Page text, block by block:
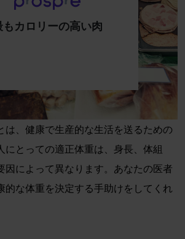
もカロリーの高い肉
は、健康で生産的な生活を送るための
にとっての適正体重は、身長、体組
因によって異なります。あなたの医者
的な体重を決定する手助けをしてくれ